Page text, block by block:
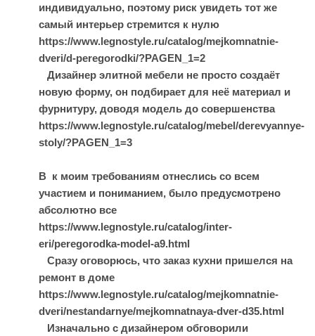
индивидуально, поэтому риск увидеть тот же
самый интерьер стремится к нулю
https://www.legnostyle.ru/catalog/mejkomnatnie-
dveri/d-peregorodki/?PAGEN_1=2
Дизайнер элитной мебели не просто создаёт
новую форму, он подбирает для неё материал и
фурнитуру, доводя модель до совершенства
https://www.legnostyle.ru/catalog/mebel/derevyannye-
stoly/?PAGEN_1=3
В к моим требованиям отнеслись со всем
участием и пониманием, было предусмотрено
абсолютно все
https://www.legnostyle.ru/catalog/inter-
eri/peregorodka-model-a9.html
Сразу оговорюсь, что заказ кухни пришелся на
ремонт в доме
https://www.legnostyle.ru/catalog/mejkomnatnie-
dveri/nestandarnye/mejkomnatnaya-dver-d35.html
Изначально с дизайнером обговорили